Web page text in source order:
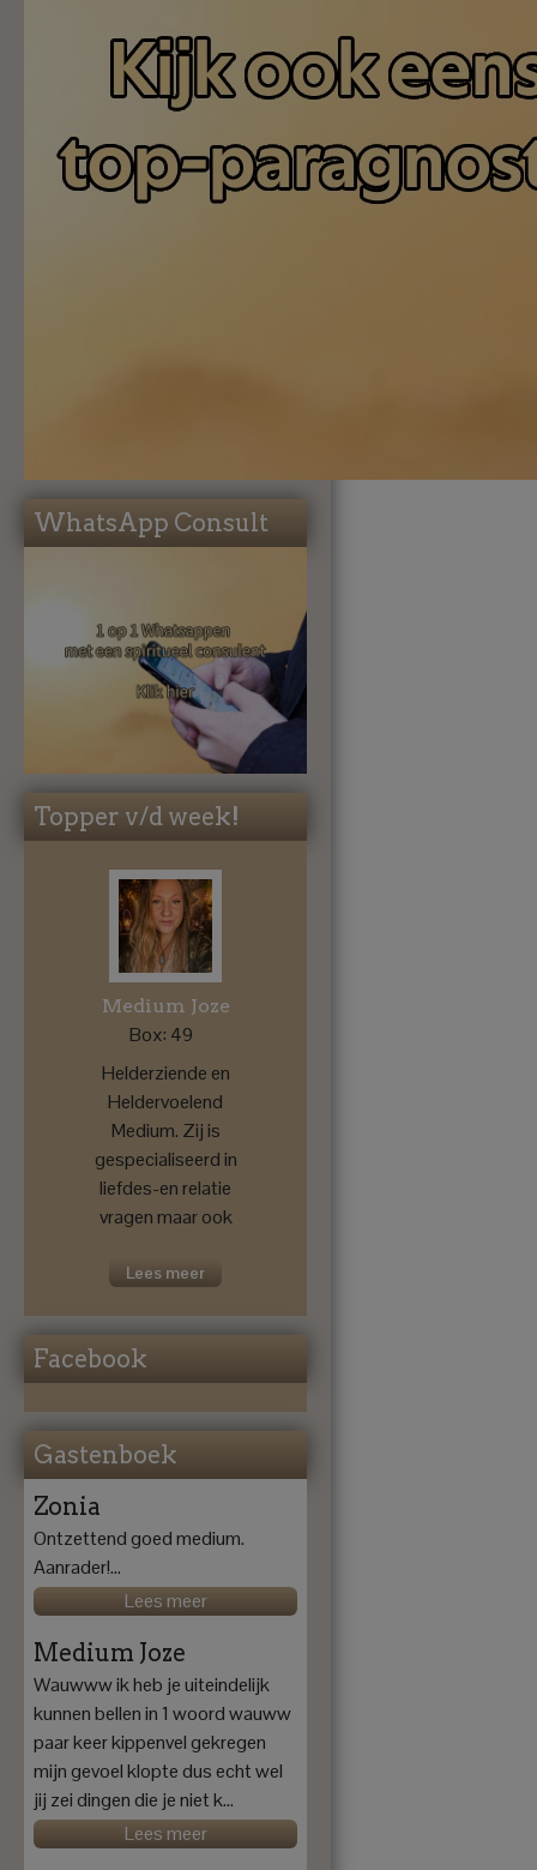
WhatsApp Consult
Topper v/d week!
Medium Joze
Box: 49
Helderziende en
Heldervoelend
Medium. Zij is
gespecialiseerd in
liefdes-en relatie
vragen maar ook
toekomstprognose
Lees meer
Facebook
Gastenboek
Zonia
Ontzettend goed medium.
Aanrader!...
Lees meer
Medium Joze
Wauwww ik heb je uiteindelijk
kunnen bellen in 1 woord wauww
paar keer kippenvel gekregen
mijn gevoel klopte dus echt wel
jij zei dingen die je niet k...
Lees meer